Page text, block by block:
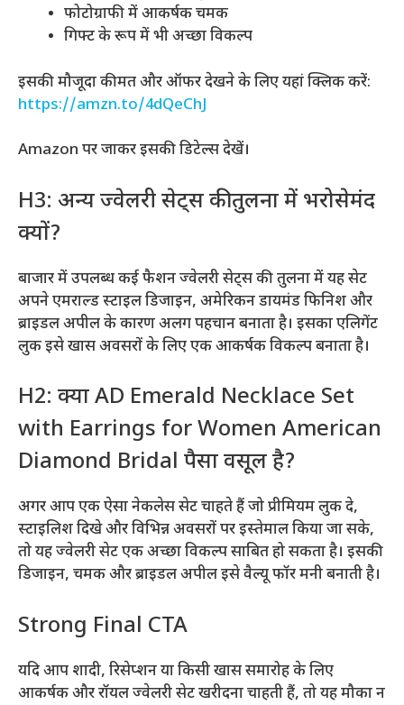
फोटोग्राफी में आकर्षक चमक
गिफ्ट के रूप में भी अच्छा विकल्प
इसकी मौजूदा कीमत और ऑफर देखने के लिए यहां क्लिक करें:
https://amzn.to/4dQeChJ
Amazon पर जाकर इसकी डिटेल्स देखें।
H3: अन्य ज्वेलरी सेट्स की तुलना में भरोसेमंद
क्यों?
बाजार में उपलब्ध कई फैशन ज्वेलरी सेट्स की तुलना में यह सेट
अपने एमराल्ड स्टाइल डिजाइन, अमेरिकन डायमंड फिनिश और
ब्राइडल अपील के कारण अलग पहचान बनाता है। इसका एलिगेंट
लुक इसे खास अवसरों के लिए एक आकर्षक विकल्प बनाता है।
H2: क्या AD Emerald Necklace Set
with Earrings for Women American
Diamond Bridal पैसा वसूल है?
अगर आप एक ऐसा नेकलेस सेट चाहते हैं जो प्रीमियम लुक दे,
स्टाइलिश दिखे और विभिन्न अवसरों पर इस्तेमाल किया जा सके,
तो यह ज्वेलरी सेट एक अच्छा विकल्प साबित हो सकता है। इसकी
डिजाइन, चमक और ब्राइडल अपील इसे वैल्यू फॉर मनी बनाती है।
Strong Final CTA
यदि आप शादी, रिसेप्शन या किसी खास समारोह के लिए
आकर्षक और रॉयल ज्वेलरी सेट खरीदना चाहती हैं, तो यह मौका न